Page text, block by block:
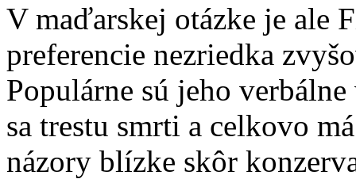
V maďarskej otázke je ale
preferencie nezriedka
Populárne sú jeho
sa trestu smrti a celkovo
názory blízke skôr